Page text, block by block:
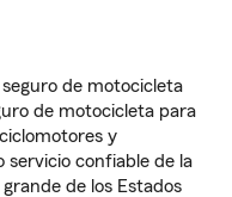
de motocicleta
de motocicleta para
y
servicio confiable de la
grande de los Estados